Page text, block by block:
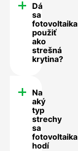
Dá
sa
fotovoltaika
použiť
ako
strešná
krytina?
Na
aký
typ
strechy
sa
fotovoltaika
hodí